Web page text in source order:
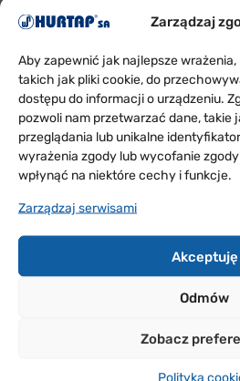
Zarządzaj
Aby zapewnić jak najlepsze
takich jak pliki cookie, do
dostępu do informacji o urządzeniu.
pozwoli nam przetwarzać dane, takie
przeglądania lub unikalne
wyrażenia zgody lub wycofanie
wpłynąć na niektóre cechy i funkcje.
Zarządzaj serwisami
Akceptuję
Odmów
Zobacz
Polityka
Złoty